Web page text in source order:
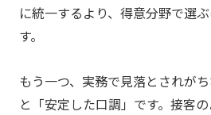
に統一するより、得意分野で選
す。
もう一つ、実務で見落とされが
と「安定した口調」です。接客